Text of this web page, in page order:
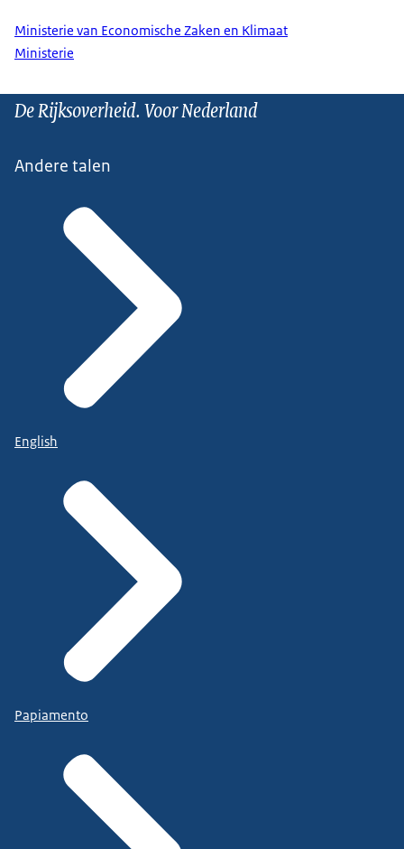
Ministerie van Economische Zaken en Klimaat
Ministerie
De Rijksoverheid. Voor Nederland
Andere talen
English
Papiamento